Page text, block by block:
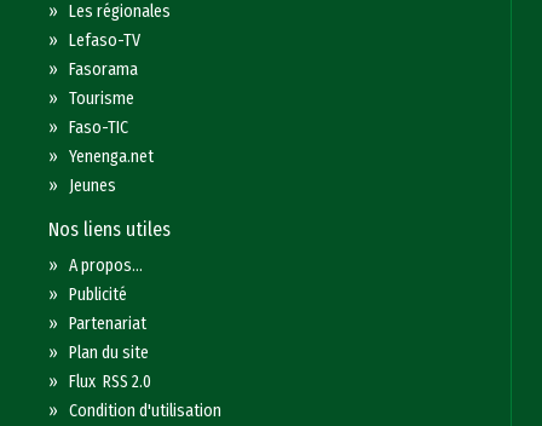
»Les régionales
»Lefaso-TV
»Fasorama
»Tourisme
»Faso-TIC
»Yenenga.net
» Jeunes
Nos liens utiles
»A propos...
»Publicité
»Partenariat
»Plan du site
»Flux RSS 2.0
»Condition d'utilisation